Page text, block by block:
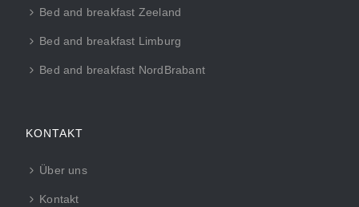
Bed and breakfast Zeeland
Bed and breakfast Limburg
Bed and breakfast NordBrabant
KONTAKT
Über uns
Kontakt